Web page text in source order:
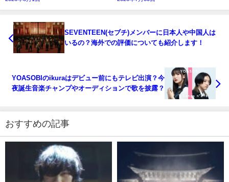
SEVENTEEN(セブチ)メンバーに日本人や中国人は
いるの？海外での評価についても紹介します！
YOASOBIのikuraはデビュー前にもテレビ出演？今
夜誕生音楽チャンプやオーディションで歌を披露？
おすすめの記事